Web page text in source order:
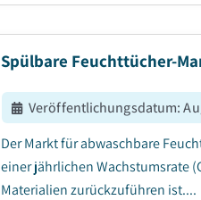
Spülbare Feuchttücher-
Veröffentlichungsdatum:
Der Markt für abwaschbare
einer jährlichen Wachstumsrate
Materialien zurückzuführen ist....